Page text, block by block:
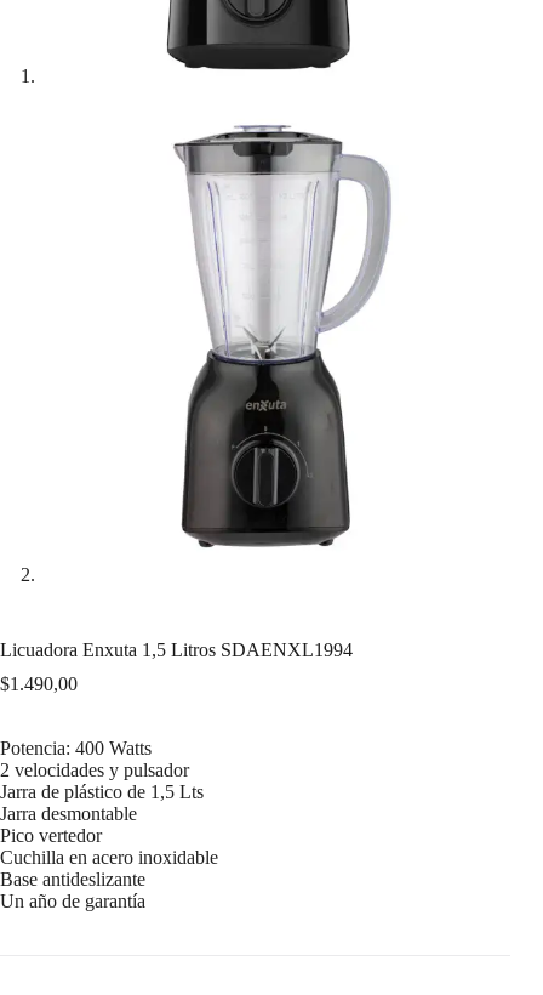
Licuadora Enxuta 1,5 Litros SDAENXL1994
$1.490,00
Potencia: 400 Watts
2 velocidades y pulsador
Jarra de plástico de 1,5 Lts
Jarra desmontable
Pico vertedor
Cuchilla en acero inoxidable
Base antideslizante
Un año de garantía